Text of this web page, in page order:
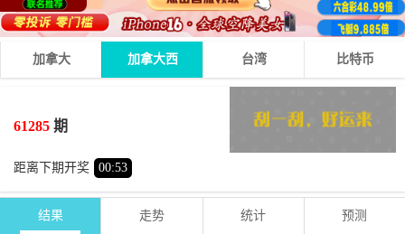
加拿大 加拿大西 台湾 比特币
61285 期
距离下期开奖 00:53
5 + 7 + 0 = 12
期号 号码
结果 走势 统计 预测